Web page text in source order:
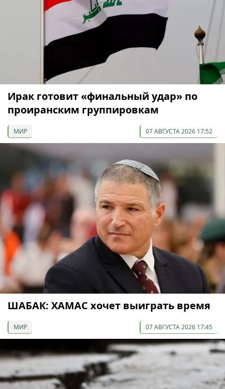
Ирак готовит «финальный удар» по
проиранским группировкам
МИР 07 АВГУСТА 2026 17:52
ШАБАК: ХАМАС хочет выиграть время
МИР 07 АВГУСТА 2026 17:45